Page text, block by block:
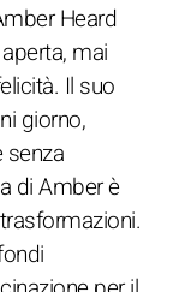
Heard
mai
Il suo
giorno,
di Amber è